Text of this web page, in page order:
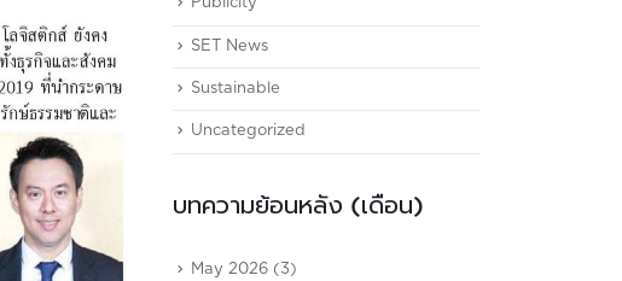
Publicity
SET News
Sustainable
Uncategorized
บทความย้อนหลัง (เดือน)
May 2026 (3)